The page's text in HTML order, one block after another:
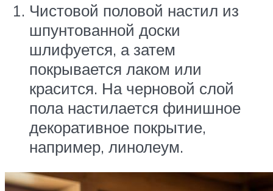
Чистовой половой настил из
шпунтованной доски
шлифуется, а затем
покрывается лаком или
красится. На черновой слой
пола настилается финишное
декоративное покрытие,
например, линолеум.